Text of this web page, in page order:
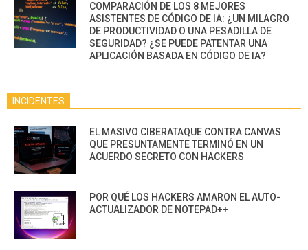
COMPARACIÓN DE LOS 8 MEJORES
ASISTENTES DE CÓDIGO DE IA: ¿UN MILAGRO
DE PRODUCTIVIDAD O UNA PESADILLA DE
SEGURIDAD? ¿SE PUEDE PATENTAR UNA
APLICACIÓN BASADA EN CÓDIGO DE IA?
INCIDENTES
EL MASIVO CIBERATAQUE CONTRA CANVAS
QUE PRESUNTAMENTE TERMINÓ EN UN
ACUERDO SECRETO CON HACKERS
POR QUÉ LOS HACKERS AMARON EL AUTO-
ACTUALIZADOR DE NOTEPAD++